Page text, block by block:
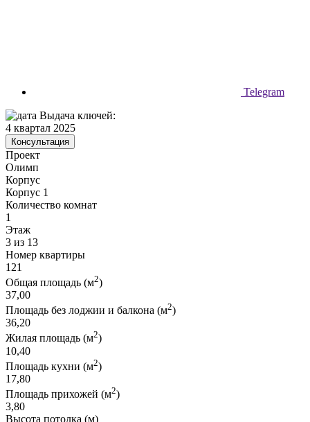
Telegram
Выдача ключей:
4 квартал 2025
Консультация
Проект
Олимп
Корпус
Корпус 1
Количество комнат
1
Этаж
3 из 13
Номер квартиры
121
Общая площадь (м2)
37,00
Площадь без лоджии и балкона (м2)
36,20
Жилая площадь (м2)
10,40
Площадь кухни (м2)
17,80
Площадь прихожей (м2)
3,80
Высота потолка (м)